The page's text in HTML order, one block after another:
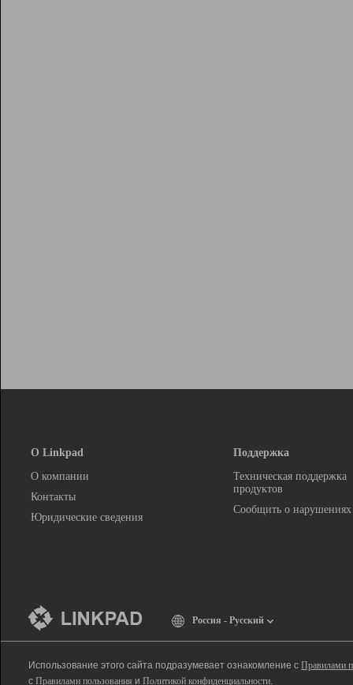
О Linkpad
О компании
Контакты
Юридические сведения
Поддержка
Техническая поддержка
продуктов
Сообщить о нарушениях
Россия - Русский
Использование этого сайта подразумевает ознакомление с Правилами
с Правилами пользования и Политикой конфиденциальности.